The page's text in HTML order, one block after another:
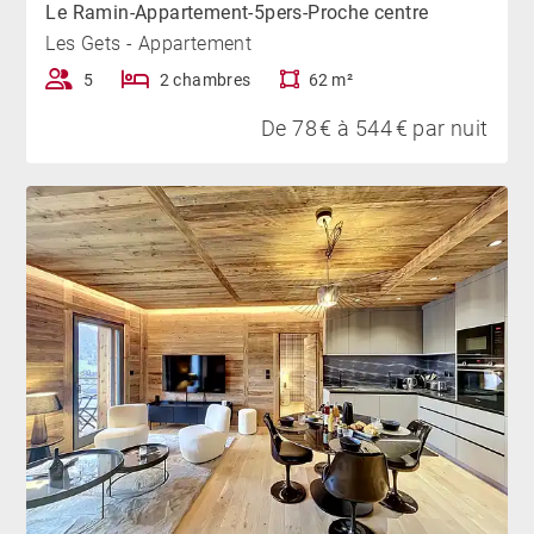
Le Ramin-Appartement-5pers-Proche centre
Les Gets - Appartement
5 2 chambres 62 m²
De 78 € à 544 € par nuit